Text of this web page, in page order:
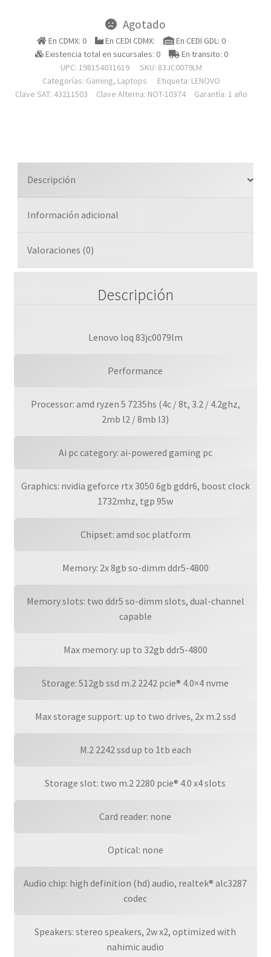
Agotado
En CDMX: 0 En CEDI CDMX:
En CEDI GDL: 0
Existencia total en sucursales: 0
En transito: 0
UPC: 198154031619
SKU: 83JC0079LM
Categorías: Gaming, Laptops Etiqueta: LENOVO
Clave SAT: 43211503
Clave Alterna: NOT-10374 Garantía: 1 año
Descripción
Información adicional
Valoraciones (0)
Descripción
Lenovo loq 83jc0079lm
Performance
Processor: amd ryzen 5 7235hs (4c / 8t, 3.2 / 4.2ghz,
2mb l2 / 8mb l3)
Ai pc category: ai-powered gaming pc
Graphics: nvidia geforce rtx 3050 6gb gddr6, boost clock
1732mhz, tgp 95w
Chipset: amd soc platform
Memory: 2x 8gb so-dimm ddr5-4800
Memory slots: two ddr5 so-dimm slots, dual-channel
capable
Max memory: up to 32gb ddr5-4800
Storage: 512gb ssd m.2 2242 pcie® 4.0×4 nvme
Max storage support: up to two drives, 2x m.2 ssd
M.2 2242 ssd up to 1tb each
Storage slot: two m.2 2280 pcie® 4.0 x4 slots
Card reader: none
Optical: none
Audio chip: high definition (hd) audio, realtek® alc3287
codec
Speakers: stereo speakers, 2w x2, optimized with
nahimic audio